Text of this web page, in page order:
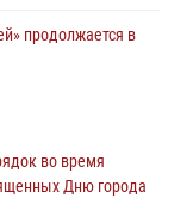
продолжается в
во время
Дню города